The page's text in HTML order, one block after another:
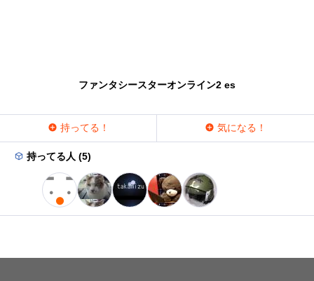
ファンタシースターオンライン2 es
持ってる！ 気になる！
持ってる人 (5)